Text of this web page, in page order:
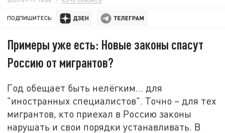
ПОДПИШИТЕСЬ:
Примеры уже есть: Новые законы спасут
Россию от мигрантов?
Год обещает быть нелёгким... для
"иностранных специалистов". Точно – для тех
мигрантов, кто приехал в Россию законы
нарушать и свои порядки устанавливать. В